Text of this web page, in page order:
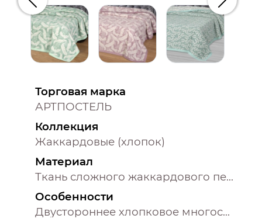
Предыдущий
Торговая марка
АРТПОСТЕЛЬ
Коллекция
Жаккардовые (хлопок)
Материал
Ткань сложного жаккардового переплетения внутри п/э нитка
Особенности
Двустороннее хлопковое многослойное жаккардовое покрывало с тонким наполнителем и контурной декоративной строчкой и отделочным хлопковым кантом